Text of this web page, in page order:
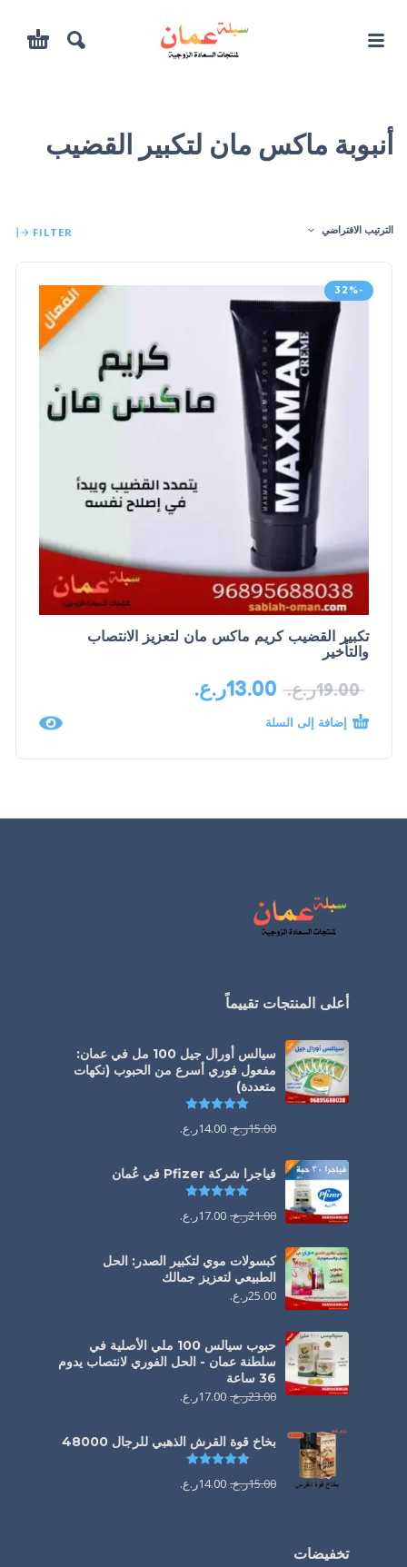
أنبوبة ماكس مان لتكبير القضيب
الترتيب الافتراضي FILTER
-32%
تكبير القضيب كريم ماكس مان لتعزيز الانتصاب
والتأخير
19.00ر.ع. 13.00ر.ع.
إضافة إلى السلة
أعلى المنتجات تقييماً
سيالس أورال جيل 100 مل في عمان:
مفعول فوري أسرع من الحبوب (نكهات
متعددة)
15.00ر.ع. 14.00ر.ع.
فياجرا شركة Pfizer في عُمان
21.00ر.ع. 17.00ر.ع.
كبسولات موي لتكبير الصدر: الحل
الطبيعي لتعزيز جمالك
25.00ر.ع.
حبوب سيالس 100 ملي الأصلية في
سلطنة عمان - الحل الفوري لانتصاب يدوم
36 ساعة
23.00ر.ع. 17.00ر.ع.
بخاخ قوة القرش الذهبي للرجال 48000
تم التقييم
15.00ر.ع. 14.00ر.ع.
تخفيضات